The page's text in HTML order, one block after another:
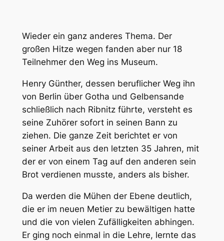
Wieder ein ganz anderes Thema. Der
großen Hitze wegen fanden aber nur 18
Teilnehmer den Weg ins Museum.
Henry Günther, dessen beruflicher Weg ihn
von Berlin über Gotha und Gelbensande
schließlich nach Ribnitz führte, versteht es
seine Zuhörer sofort in seinen Bann zu
ziehen. Die ganze Zeit berichtet er von
seiner Arbeit aus den letzten 35 Jahren, mit
der er von einem Tag auf den anderen sein
Brot verdienen musste, anders als bisher.
Da werden die Mühen der Ebene deutlich,
die er im neuen Metier zu bewältigen hatte
und die von vielen Zufälligkeiten abhingen.
Er ging noch einmal in die Lehre, lernte das